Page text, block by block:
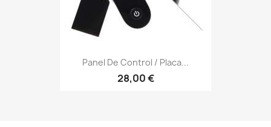
Panel De Control / Placa...
28,00 €